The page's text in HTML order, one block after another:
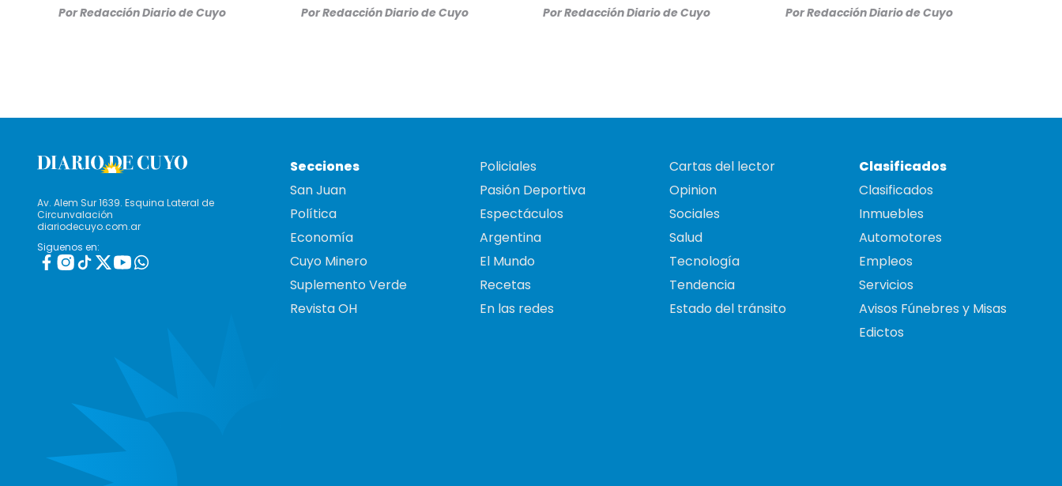
PorRedacción Diario de Cuyo PorRedacción Diario de Cuyo PorRedacción Diario de Cuyo PorRedacción Diario de Cuyo
Av. Alem Sur 1639. Esquina Lateral de
Circunvalación
diariodecuyo.com.ar
Siguenos en:
Secciones
San Juan
Política
Economía
Cuyo Minero
Suplemento Verde
Revista OH
Policiales
Pasión Deportiva
Espectáculos
Argentina
El Mundo
Recetas
En las redes
Cartas del lector
Opinion
Sociales
Salud
Tecnología
Tendencia
Estado del tránsito
Clasificados
Clasificados
Inmuebles
Automotores
Empleos
Servicios
Avisos Fúnebres y Misas
Edictos